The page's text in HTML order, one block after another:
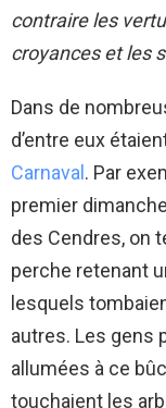
contraire les
croyances et les
Dans de
d’entre eux
Carnaval . Par
premier
des Cendres, on
perche retenant
lesquels
autres. Les gens
allumées à ce
touchaient les